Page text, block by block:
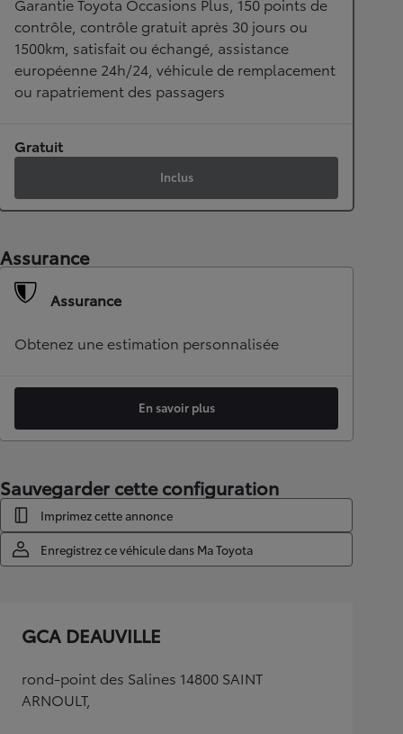
contrôle, contrôle gratuit après 30 jours ou
1500km, satisfait ou échangé, assistance
européenne 24h/24, véhicule de remplacement
ou rapatriement des passagers
Gratuit
Inclus
Assurance
Assurance
Obtenez une estimation personnalisée
En savoir plus
Sauvegarder cette configuration
Imprimez cette annonce
Enregistrez ce véhicule dans Ma Toyota
GCA DEAUVILLE
rond-point des Salines 14800 SAINT
ARNOULT,